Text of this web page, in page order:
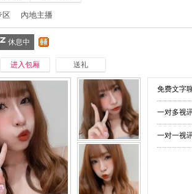
区 內地主播
休息中
进入包厢 送礼
免费文字
一对多视
一对一视